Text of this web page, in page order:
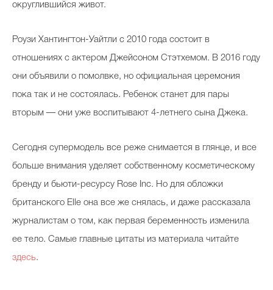
округлившийся живот.
Роузи Хантингтон-Уайтли с 2010 года состоит в
отношениях с актером Джейсоном Стэтхемом. В 2016 году
они объявили о помолвке, но официальная церемония
пока так и не состоялась. Ребенок станет для пары
вторым — они уже воспитывают 4-летнего сына Джека.
Сегодня супермодель все реже снимается в глянце, и все
больше внимания уделяет собственному косметическому
бренду и бьюти-ресурсу Rose Inc. Но для обложки
британского Elle она все же снялась, и даже рассказала
журналистам о том, как первая беременность изменила
ее тело. Самые главные цитаты из материала читайте
здесь.